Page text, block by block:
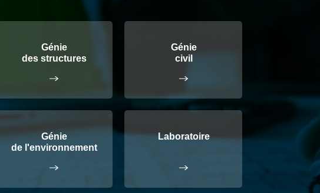
Génie
des structures
Génie
civil
Génie
de l'environnement
Laboratoire